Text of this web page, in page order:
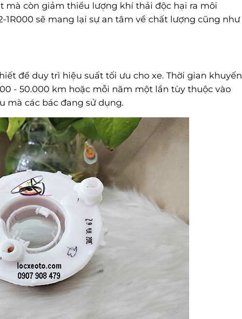
mà còn giảm thiểu lượng khí thải độc hại ra môi
1R000 sẽ mang lại sự an tâm về chất lượng cũng như
để duy trì hiệu suất tối ưu cho xe. Thời gian khuyến
- 50.000 km hoặc mỗi năm một lần tùy thuộc vào
mà các bác đang sử dụng.